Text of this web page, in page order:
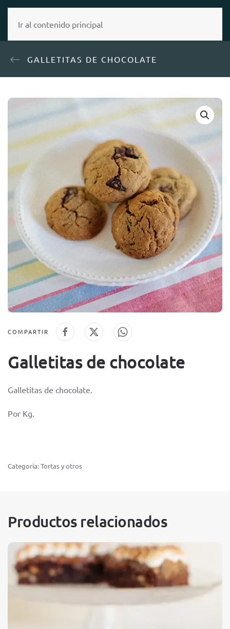
Ir al contenido principal
GALLETITAS DE CHOCOLATE
COMPARTIR
Galletitas de chocolate
Galletitas de chocolate.
Por Kg.
Categoría:Tortas y otros
Productos relacionados